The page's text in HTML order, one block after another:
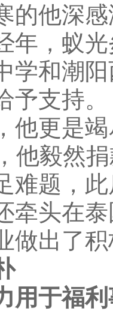
他深感
年，蚁
学和潮
予支持。
更是竭
他毅然
难题，
牵头在
做出了
于福利